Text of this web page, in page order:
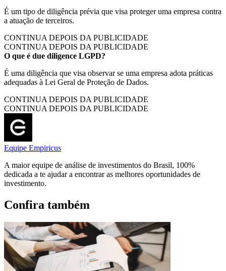
É um tipo de diligência prévia que visa proteger uma empresa contra
a atuação de terceiros.
CONTINUA DEPOIS DA PUBLICIDADE
CONTINUA DEPOIS DA PUBLICIDADE
O que é due diligence LGPD?
É uma diligência que visa observar se uma empresa adota práticas
adequadas à Lei Geral de Proteção de Dados.
CONTINUA DEPOIS DA PUBLICIDADE
CONTINUA DEPOIS DA PUBLICIDADE
Equipe Empiricus
A maior equipe de análise de investimentos do Brasil, 100%
dedicada a te ajudar a encontrar as melhores oportunidades de
investimento.
Confira também